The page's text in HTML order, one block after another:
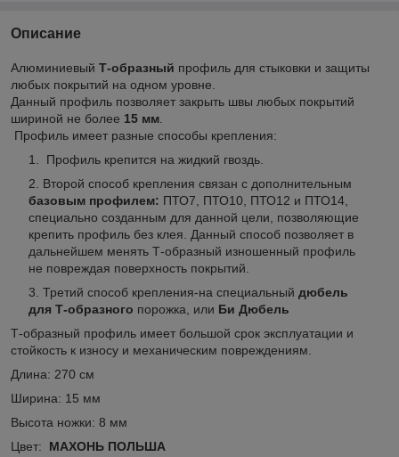
Описание
Алюминиевый Т-образный профиль для стыковки и защиты
любых покрытий на одном уровне.
Данный профиль позволяет закрыть швы любых покрытий
шириной не более 15 мм
Профиль имеет разные способы крепления:
Профиль крепится на жидкий гвоздь.
Второй способ крепления связан с дополнительным
базовым профилем: ПТО7, ПТО10, ПТО12 и ПТО14,
специально созданным для данной цели, позволяющие
крепить профиль без клея. Данный способ позволяет в
дальнейшем менять Т-образный изношенный профиль
не повреждая поверхность покрытий.
Третий способ крепления-на специальный дюбель
для Т-образного порожка, или Би Дюбель
Т-образный профиль имеет большой срок эксплуатации и
стойкость к износу и механическим повреждениям.
Длина: 270 см
Ширина: 15 мм
Высота ножки: 8 мм
Цвет: МАХОНЬ ПОЛЬША